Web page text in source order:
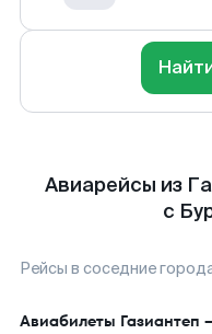
Авиарейсы из
с
Рейсы в соседние
Авиабилеты Газиантеп